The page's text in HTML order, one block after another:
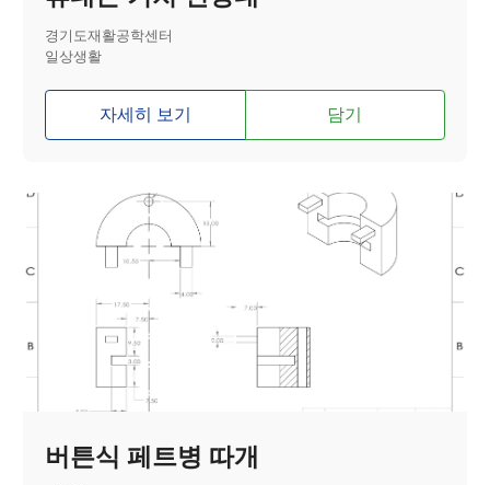
경기도재활공학센터
일상생활
자세히 보기 담기
버튼식 페트병 따개